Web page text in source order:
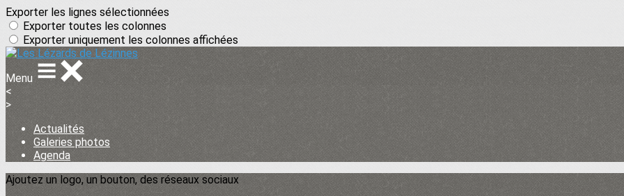
Exporter les lignes sélectionnées
Exporter toutes les colonnes
Exporter uniquement les colonnes affichées
Menu
<
>
Actualités
Galeries photos
Agenda
Ajoutez un logo, un bouton, des réseaux sociaux